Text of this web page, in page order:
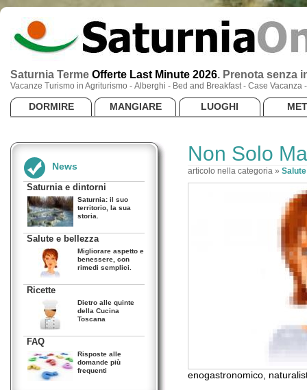
Saturnia Terme Offerte Last Minute 2026. Prenota senza
Vacanze Turismo in Agriturismo - Alberghi - Bed and Breakfast - Case
DORMIRE MANGIARE LUOGHI
News
Saturnia e dintorni
Saturnia: il suo
territorio, la sua
storia.
Salute e bellezza
Migliorare aspetto e
benessere, con
rimedi semplici.
Ricette
Dietro alle quinte
della Cucina
Toscana
FAQ
Risposte alle
domande più
frequenti
Non Solo
articolo nella categoria »
enogastronomico,